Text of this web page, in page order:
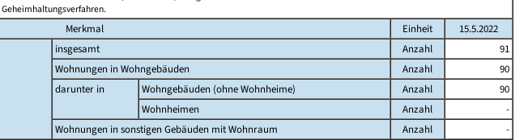
Merkmal Einheit
15.5.2022
insgesamt Anzahl
91
Wohnungen in Wohngebäuden
Anzahl
90
darunter in
Wohngebäuden (ohne Wohnheime) Anzahl
90
Wohnheimen
Anzahl
-
Wohnungen in sonstigen Gebäuden mit Wohnraum
Anzahl -